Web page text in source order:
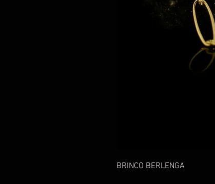
BRINCO BERLENGA